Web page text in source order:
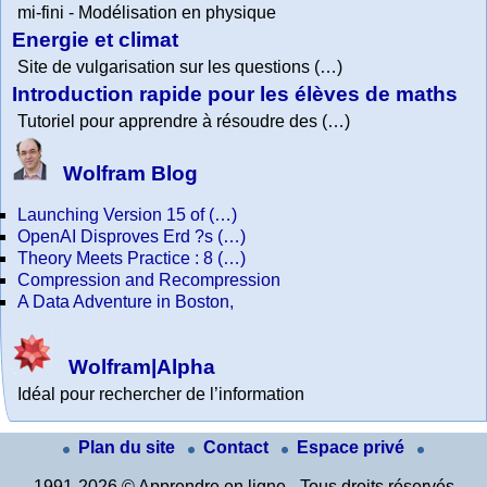
mi-fini - Modélisation en physique
Energie et climat
Site de vulgarisation sur les questions (…)
Introduction rapide pour les élèves de maths
Tutoriel pour apprendre à résoudre des (…)
Wolfram Blog
Launching Version 15 of (…)
OpenAI Disproves Erd ?s (…)
Theory Meets Practice : 8 (…)
Compression and Recompression
A Data Adventure in Boston,
Wolfram|Alpha
Idéal pour rechercher de l’information
Plan du site Contact Espace privé